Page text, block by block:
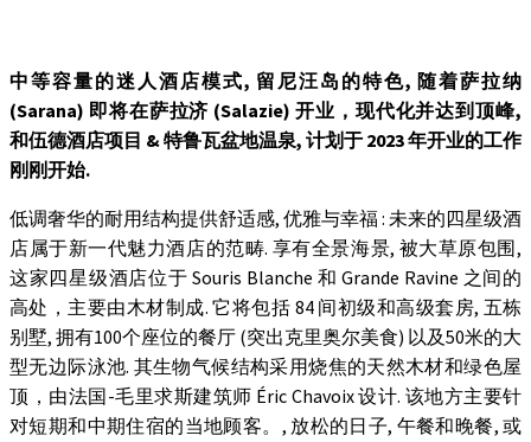
中等容量的迷人酒店模式, 留尼汪岛的特色, 随着萨拉纳
(Sarana) 即将在萨拉济 (Salazie) 开业，现代化并达到顶峰,
和伍德酒店项目 & 特鲁瓦盆地温泉, 计划于 2023 年开业的工作
刚刚开始.
低调奢华的耐用结构提供舒适感, 优雅与幸福 : 未来的四星级酒
店属于新一代魅力酒店的范畴. 享有全景海景, 被大草原包围,
这家四星级酒店位于 Souris Blanche 和 Grande Ravine 之间的
高处，主要由木材制成. 它将包括 84 间初级和高级套房, 五栋
别墅, 拥有100个座位的餐厅 (突出克里奥尔美食) 以及50米的大
型无边际泳池. 其生物气候结构采用烧焦的天然木材和绿色屋
顶，由法国-毛里求斯建筑师 Éric Chavoix 设计. 该地方主要针
对短期和中期住宿的当地顾客。, 放松的日子, 午餐和晚餐, 或